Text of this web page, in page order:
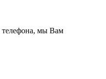
телефона, мы Вам